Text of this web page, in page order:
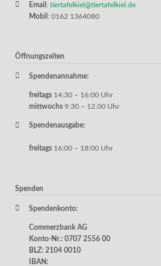
Email : tiertafelkiel@tiertafelkiel.de
Mobil : 0162 1364080
Öffnungszeiten
Spendenannahme:
freitags 14:30 – 16:00 Uhr
mittwochs 9:30 – 12.00 Uhr
Spendenausgabe:
freitags 16:00 – 18:00 Uhr
Spenden
Spendenkonto:
Commerzbank AG
Konto-Nr.: 0707 2556 00
BLZ: 2104 0010
IBAN: